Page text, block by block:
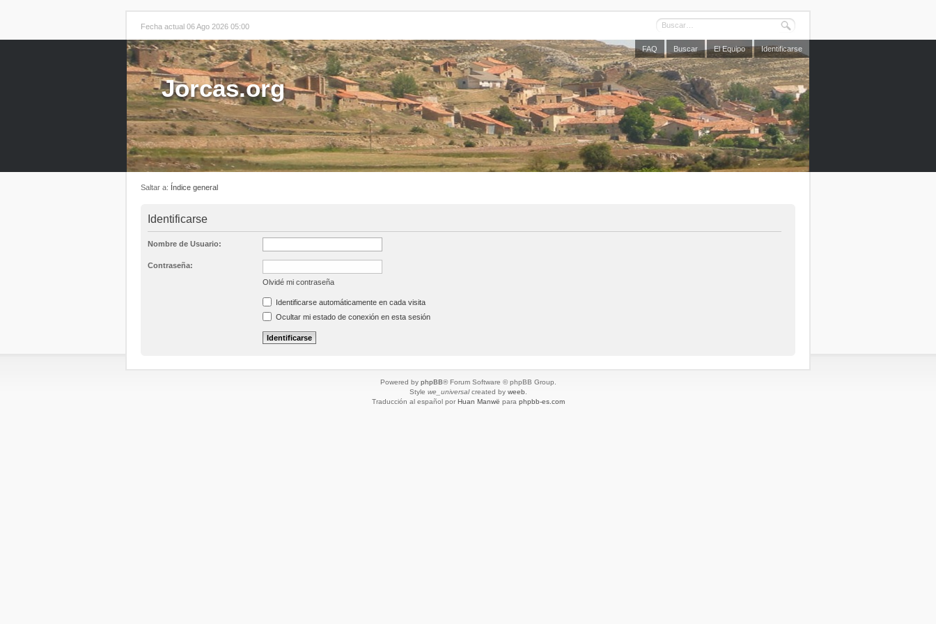
Fecha actual 06 Ago 2026 05:00
FAQ Buscar El Equipo Identificarse
Jorcas.org
Saltar a: Índice general
Identificarse
Nombre de Usuario:
Contraseña:
Olvidé mi contraseña
Identificarse automáticamente en cada visita
Ocultar mi estado de conexión en esta sesión
Powered by phpBB® Forum Software © phpBB Group.
Style we_universalcreated by weeb
Traducción al español por Huan Manwë para phpbb-es.com